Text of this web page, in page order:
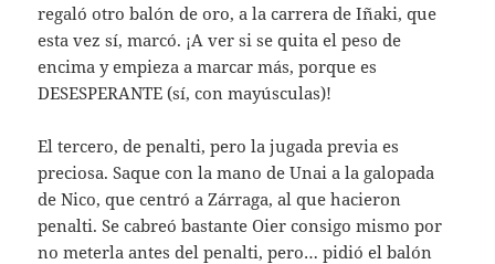
regaló otro balón de oro, a la carrera de Iñaki, que
esta vez sí, marcó. ¡A ver si se quita el peso de
encima y empieza a marcar más, porque es
DESESPERANTE (sí, con mayúsculas)!
El tercero, de penalti, pero la jugada previa es
preciosa. Saque con la mano de Unai a la galopada
de Nico, que centró a Zárraga, al que hacieron
penalti. Se cabreó bastante Oier consigo mismo por
no meterla antes del penalti, pero… pidió el balón